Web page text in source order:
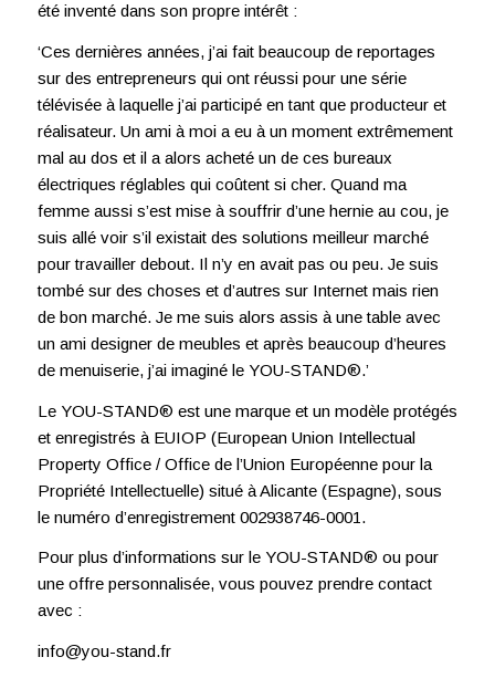
été inventé dans son propre intérêt :
‘Ces dernières années, j’ai fait beaucoup de reportages
sur des entrepreneurs qui ont réussi pour une série
télévisée à laquelle j’ai participé en tant que producteur et
réalisateur. Un ami à moi a eu à un moment extrêmement
mal au dos et il a alors acheté un de ces bureaux
électriques réglables qui coûtent si cher. Quand ma
femme aussi s’est mise à souffrir d’une hernie au cou, je
suis allé voir s’il existait des solutions meilleur marché
pour travailler debout. Il n’y en avait pas ou peu. Je suis
tombé sur des choses et d’autres sur Internet mais rien
de bon marché. Je me suis alors assis à une table avec
un ami designer de meubles et après beaucoup d’heures
de menuiserie, j’ai imaginé le YOU-STAND®.’
Le YOU-STAND® est une marque et un modèle protégés
et enregistrés à EUIOP (European Union Intellectual
Property Office / Office de l’Union Européenne pour la
Propriété Intellectuelle) situé à Alicante (Espagne), sous
le numéro d’enregistrement 002938746-0001.
Pour plus d’informations sur le YOU-STAND® ou pour
une offre personnalisée, vous pouvez prendre contact
avec :
info@you-stand.fr